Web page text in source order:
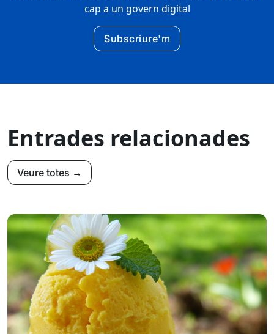
cap a un govern digital
Subscriure'm
Entrades relacionades
Veure totes →